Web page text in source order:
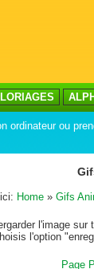
ordinateur ou
Home » Gifs
l'image
l'option
Page